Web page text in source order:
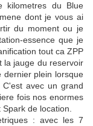
kilometres du Blue
dont je vous ai
du moment ou je
essence que je
tout ca ZPP
la jauge du reservoir
dernier plein lorsque
avec un grand
fois nos enormes
de location.
: avec les 7